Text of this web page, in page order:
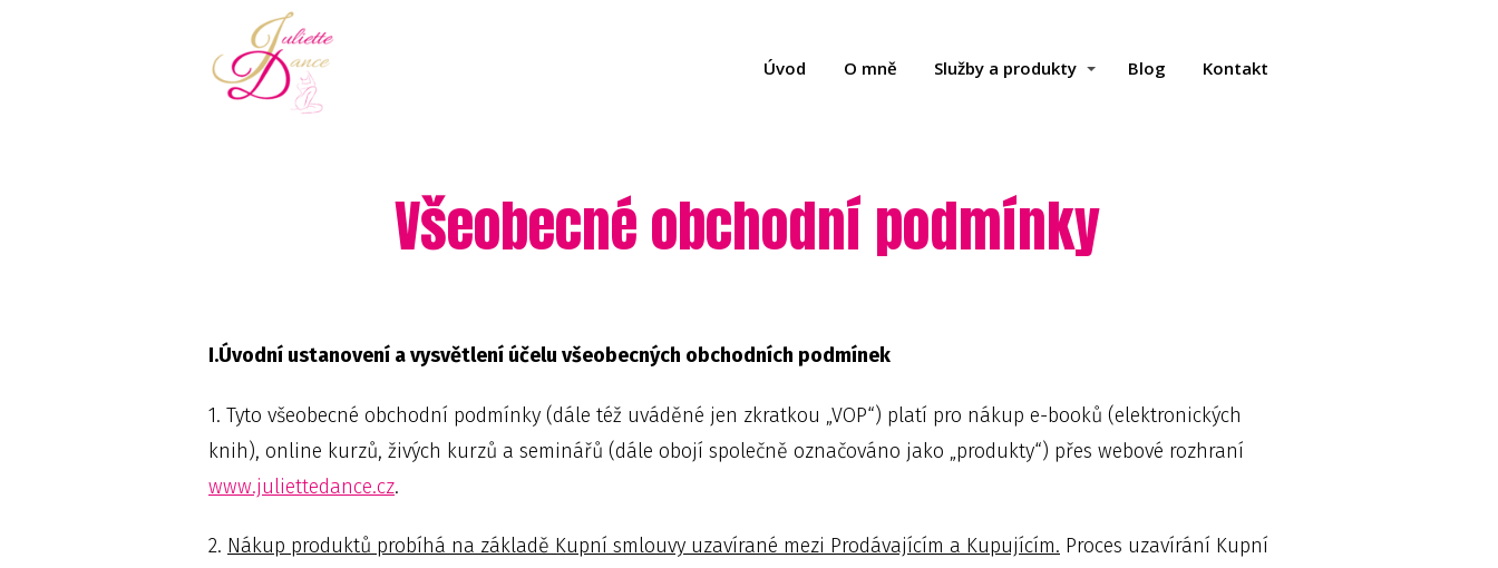
Úvod O mně Služby a produkty Blog Kontakt
Všeobecné obchodní podmínky
I.Úvodní ustanovení a vysvětlení účelu všeobecných obchodních podmínek
1. Tyto všeobecné obchodní podmínky (dále též uváděné jen zkratkou „VOP“) platí pro nákup e-booků (elektronických
knih), online kurzů, živých kurzů a seminářů (dále obojí společně označováno jako „produkty“) přes webové rozhraní
www.juliettedance.cz.
2. Nákup produktů probíhá na základě Kupní smlouvy uzavírané mezi Prodávajícím a Kupujícím. Proces uzavírání Kupní